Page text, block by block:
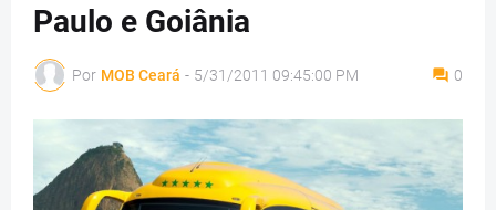
Paulo e Goiânia
Por MOB Ceará - 5/31/2011 09:45:00 PM 0